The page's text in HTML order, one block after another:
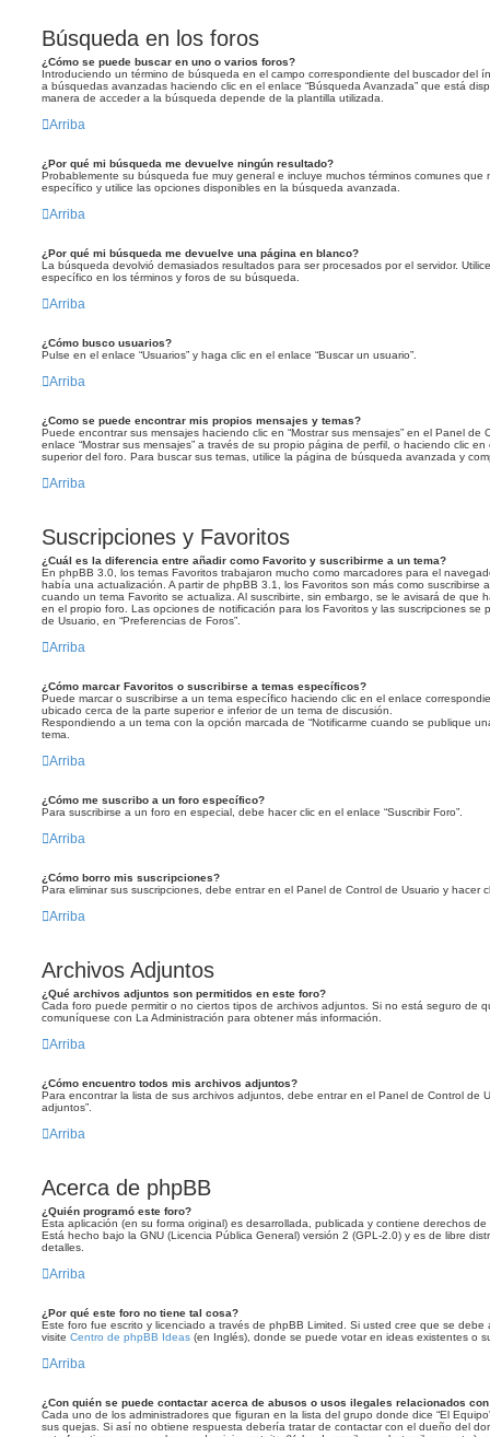
Búsqueda en los foros
¿Cómo se puede buscar en uno o varios foros?
Introduciendo un término de búsqueda en el campo correspondiente del buscador del
a búsquedas avanzadas haciendo clic en el enlace “Búsqueda Avanzada” que está
manera de acceder a la búsqueda depende de la plantilla utilizada.
Arriba
¿Por qué mi búsqueda me devuelve ningún resultado?
Probablemente su búsqueda fue muy general e incluye muchos términos comunes
específico y utilice las opciones disponibles en la búsqueda avanzada.
Arriba
¿Por qué mi búsqueda me devuelve una página en blanco?
La búsqueda devolvió demasiados resultados para ser procesados por el servidor.
específico en los términos y foros de su búsqueda.
Arriba
¿Cómo busco usuarios?
Pulse en el enlace “Usuarios” y haga clic en el enlace “Buscar un usuario”.
Arriba
¿Como se puede encontrar mis propios mensajes y temas?
Puede encontrar sus mensajes haciendo clic en “Mostrar sus mensajes” en el Panel de
enlace “Mostrar sus mensajes” a través de su propio página de perfil, o haciendo clic en
superior del foro. Para buscar sus temas, utilice la página de búsqueda avanzada y
Arriba
Suscripciones y Favoritos
¿Cuál es la diferencia entre añadir como Favorito y suscribirme a un tema?
En phpBB 3.0, los temas Favoritos trabajaron mucho como marcadores para el
había una actualización. A partir de phpBB 3.1, los Favoritos son más como suscribirse
cuando un tema Favorito se actualiza. Al suscribirte, sin embargo, se le avisará de que
en el propio foro. Las opciones de notificación para los Favoritos y las suscripciones se
de Usuario, en “Preferencias de Foros”.
Arriba
¿Cómo marcar Favoritos o suscribirse a temas específicos?
Puede marcar o suscribirse a un tema específico haciendo clic en el enlace
ubicado cerca de la parte superior e inferior de un tema de discusión.
Respondiendo a un tema con la opción marcada de “Notificarme cuando se publique
tema.
Arriba
¿Cómo me suscribo a un foro específico?
Para suscribirse a un foro en especial, debe hacer clic en el enlace “Suscribir Foro”.
Arriba
¿Cómo borro mis suscripciones?
Para eliminar sus suscripciones, debe entrar en el Panel de Control de Usuario y hacer
Arriba
Archivos Adjuntos
¿Qué archivos adjuntos son permitidos en este foro?
Cada foro puede permitir o no ciertos tipos de archivos adjuntos. Si no está seguro de
comuníquese con La Administración para obtener más información.
Arriba
¿Cómo encuentro todos mis archivos adjuntos?
Para encontrar la lista de sus archivos adjuntos, debe entrar en el Panel de Control de
adjuntos”.
Arriba
Acerca de phpBB
¿Quién programó este foro?
Esta aplicación (en su forma original) es desarrollada, publicada y contiene derechos
Está hecho bajo la GNU (Licencia Pública General) versión 2 (GPL-2.0) y es de libre
detalles.
Arriba
¿Por qué este foro no tiene tal cosa?
Este foro fue escrito y licenciado a través de phpBB Limited. Si usted cree que se
visite Centro de phpBB Ideas (en Inglés), donde se puede votar en ideas existentes o
Arriba
¿Con quién se puede contactar acerca de abusos o usos ilegales relacionados
Cada uno de los administradores que figuran en la lista del grupo donde dice “El
sus quejas. Si así no obtiene respuesta debería tratar de contactar con el dueño del